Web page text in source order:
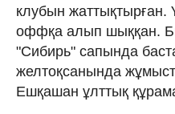
клубын
оффқа алып шыққан.
"Сибирь" сапында
желтоқсанында
Ешқашан ұлттық құрама